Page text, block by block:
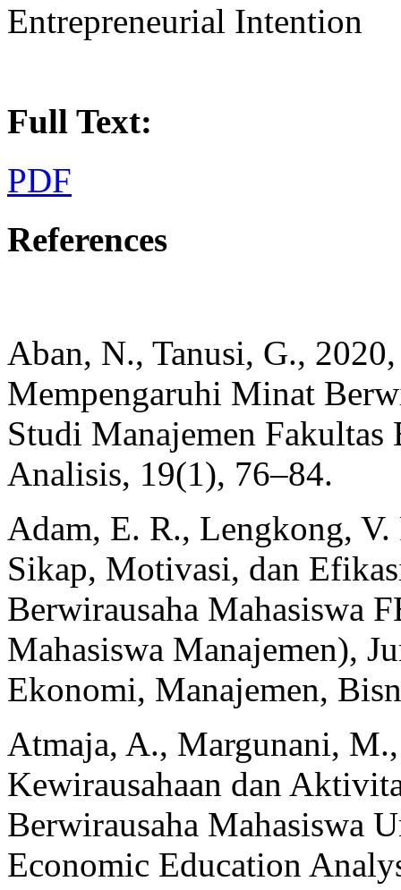
Entrepreneurial Intention
Full Text:
PDF
References
Aban, N., Tanusi, G.,
Mempengaruhi Minat
Studi Manajemen
Analisis, 19(1), 76–84.
Adam, E. R., Lengkong,
Sikap, Motivasi, dan
Berwirausaha Mahasiswa
Mahasiswa Manajemen),
Ekonomi, Manajemen,
Atmaja, A., Margunani,
Kewirausahaan dan
Berwirausaha Mahasiswa
Economic Education